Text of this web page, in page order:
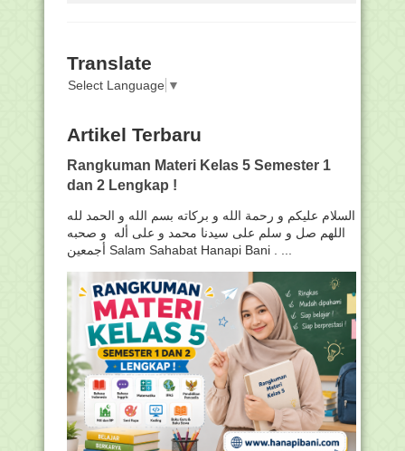
Translate
Select Language ▼
Artikel Terbaru
Rangkuman Materi Kelas 5 Semester 1
dan 2 Lengkap !
السلام عليكم و رحمة الله و بركاته بسم الله و الحمد لله
اللهم صل و سلم على سيدنا محمد و على أله و صحبه
أجمعين Salam Sahabat Hanapi Bani . ...